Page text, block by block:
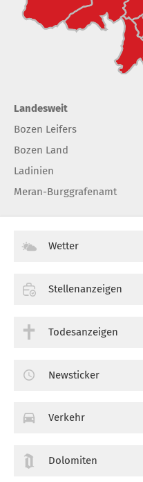
Landesweit
Bozen Leifers
Bozen Land
Ladinien
Meran-Burggrafenamt
Wetter
Stellenanzeigen
Todesanzeigen
Newsticker
Verkehr
Dolomiten